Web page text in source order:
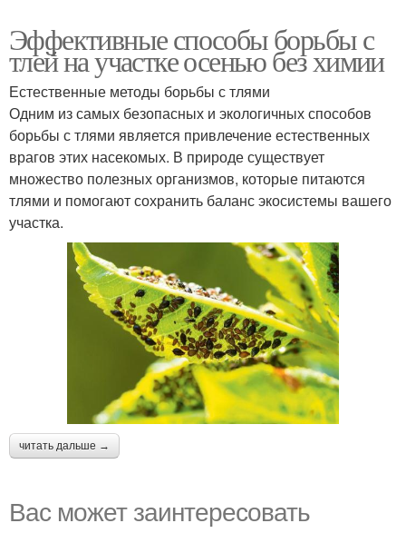
Эффективные способы борьбы с
тлей на участке осенью без химии
Естественные методы борьбы с тлями
Одним из самых безопасных и экологичных способов
борьбы с тлями является привлечение естественных
врагов этих насекомых. В природе существует
множество полезных организмов, которые питаются
тлями и помогают сохранить баланс экосистемы вашего
участка.
читать дальше →
Вас может заинтересовать